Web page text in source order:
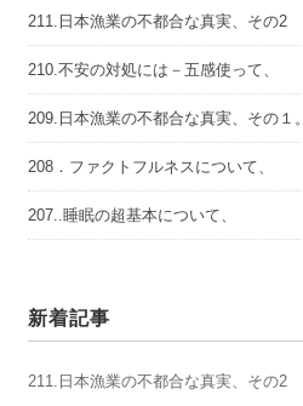
211.日本漁業の不都合な真実、その2
210.不安の対処には－五感使って、
209.日本漁業の不都合な真実、その１。
208．ファクトフルネスについて、
207..睡眠の超基本について、
新着記事
211.日本漁業の不都合な真実、その2